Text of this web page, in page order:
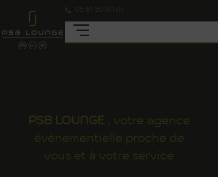
05 61 50 80 07
PSB LOUNGE , votre agence
évènementielle proche de
vous et à votre service